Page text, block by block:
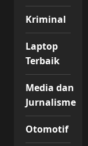
Kriminal
Laptop
Terbaik
Media dan
Jurnalisme
Otomotif